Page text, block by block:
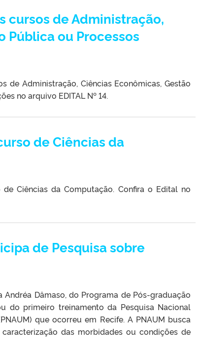
cursos de Administração,
Pública ou Processos
de Administração, Ciências Econômicas, Gestão
no arquivo EDITAL Nº 14.
de Ciências da
Ciências da Computação. Confira o Edital no
de Pesquisa sobre
Dâmaso, do Programa de Pós-graduação
do primeiro treinamento da Pesquisa Nacional
que ocorreu em Recife. A PNAUM busca
das morbidades ou condições de